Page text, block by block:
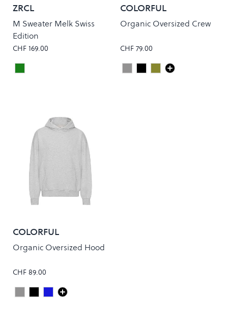
ZRCL
M Sweater Melk Swiss
Edition
CHF 169.00
Colour
Dark Green
COLORFUL
STANDARD
Organic Oversized Crew
CHF 79.00
Colour
Heather Grey
Deep Black
Dusty Olive
COLORFUL
STANDARD
Organic Oversized Hood
CHF 89.00
Colour
Heather Grey
Deep Black
Navy Blue